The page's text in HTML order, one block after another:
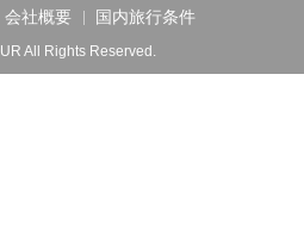
会社概要 国内旅行条件
All Rights Reserved.